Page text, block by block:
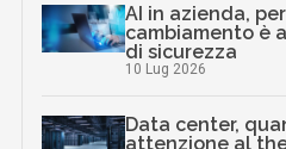
AI in azienda,
cambiamento è
di sicurezza
10 Lug 2026
Data center,
attenzione al